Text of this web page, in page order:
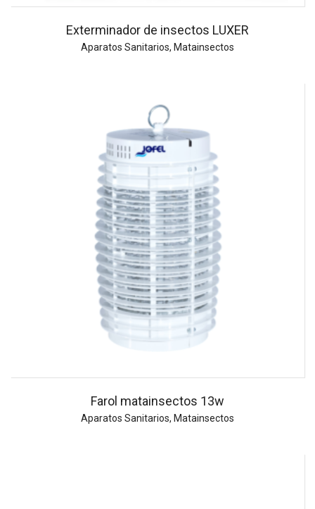
Exterminador de insectos LUXER
Aparatos Sanitarios, Matainsectos
Farol matainsectos 13w
Aparatos Sanitarios, Matainsectos